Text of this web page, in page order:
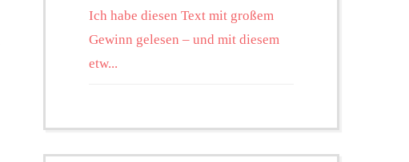
Ich habe diesen Text mit großem
Gewinn gelesen – und mit diesem
etw...